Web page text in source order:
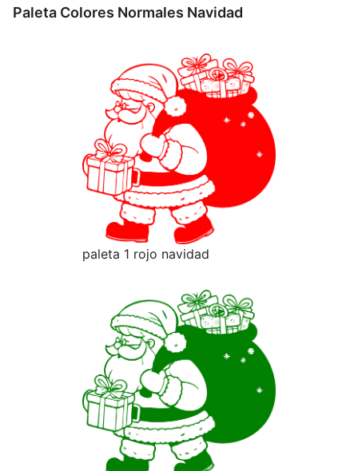
Paleta Colores Normales Navidad
paleta 1 rojo navidad